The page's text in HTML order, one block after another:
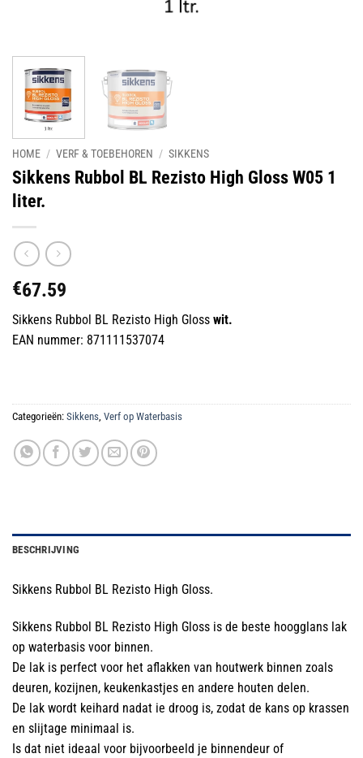
HOME / VERF & TOEBEHOREN / SIKKENS
Sikkens Rubbol BL Rezisto High Gloss W05 1
liter.
€67.59
Sikkens Rubbol BL Rezisto High Gloss wit.
EAN nummer: 871111537074
Categorieën: Sikkens, Verf op Waterbasis
BESCHRIJVING
Sikkens Rubbol BL Rezisto High Gloss.
Sikkens Rubbol BL Rezisto High Gloss is de beste hoogglans lak
op waterbasis voor binnen.
De lak is perfect voor het aflakken van houtwerk binnen zoals
deuren, kozijnen, keukenkastjes en andere houten delen.
De lak wordt keihard nadat ie droog is, zodat de kans op krassen
en slijtage minimaal is.
Is dat niet ideaal voor bijvoorbeeld je binnendeur of